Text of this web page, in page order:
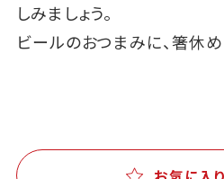
しみましょう。
ビールのおつまみに、箸休め